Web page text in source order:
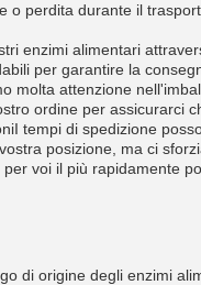
o perdita durante il
enzimi alimentari
per garantire la
molta attenzione
ordine per assicurarci
tempi di spedizione
posizione, ma ci
voi il più rapidamente
di origine degli enzimi